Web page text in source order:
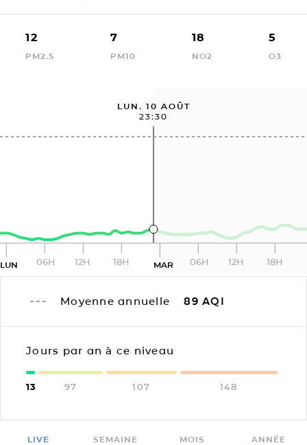
12
PM2.5
7
PM10
18
NO2
5
O3
LUN. 10 AOÛT
23:30
LUN 06H 12H 18H MAR 06H 12H 18H
Moyenne annuelle 89 AQI
Jours par an à ce niveau
13 97 107 148
LIVE SEMAINE MOIS ANNÉE